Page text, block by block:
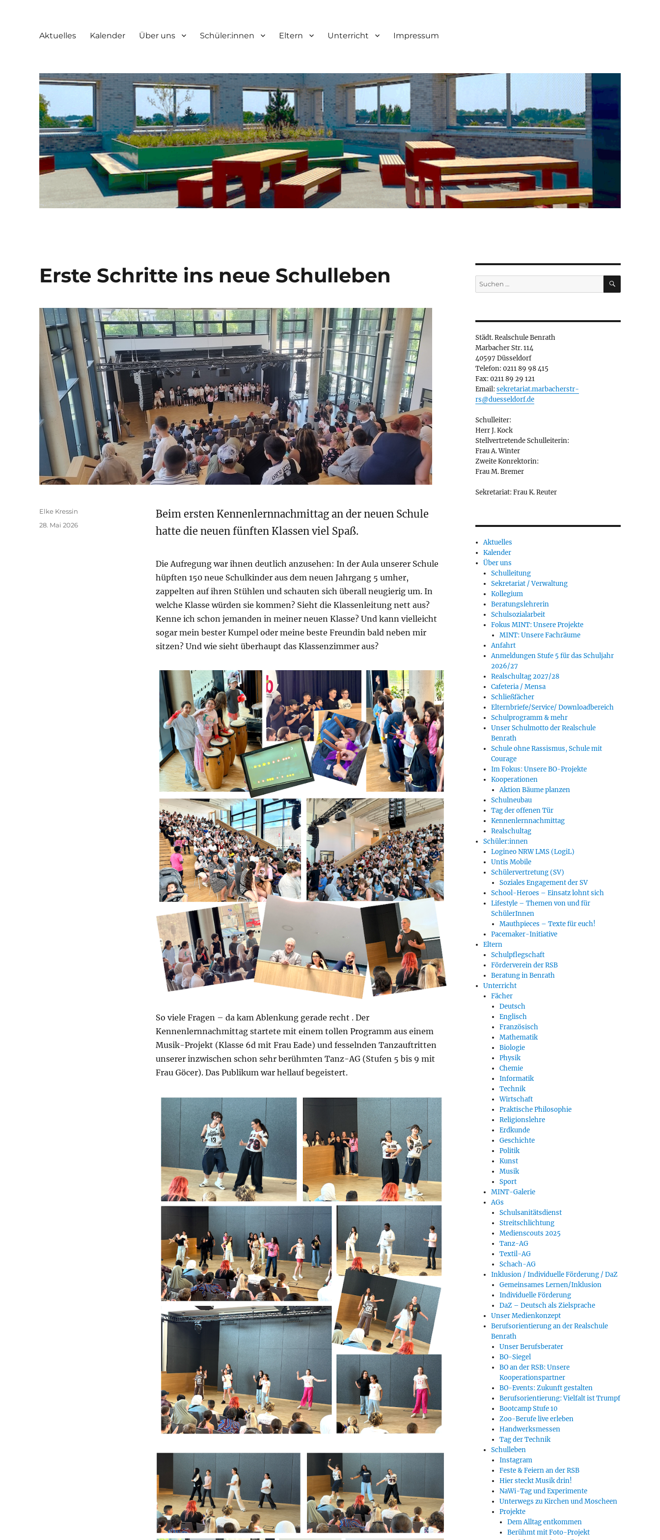
Aktuelles Kalender Über uns Schüler:innen Eltern Unterricht Impressum
Erste Schritte ins neue Schulleben
Beim ersten Kennenlernnachmittag an der neuen Schule
hatte die neuen fünften Klassen viel Spaß.
Die Aufregung war ihnen deutlich anzusehen: In der Aula unserer Schule
hüpften 150 neue Schulkinder aus dem neuen Jahrgang 5 umher,
zappelten auf ihren Stühlen und schauten sich überall neugierig um. In
welche Klasse würden sie kommen? Sieht die Klassenleitung nett aus?
Kenne ich schon jemanden in meiner neuen Klasse? Und kann vielleicht
sogar mein bester Kumpel oder meine beste Freundin bald neben mir
sitzen? Und wie sieht überhaupt das Klassenzimmer aus?
So viele Fragen – da kam Ablenkung gerade recht . Der
Kennenlernnachmittag startete mit einem tollen Programm aus einem
Musik-Projekt (Klasse 6d mit Frau Eade) und fesselnden Tanzauftritten
unserer inzwischen schon sehr berühmten Tanz-AG (Stufen 5 bis 9 mit
Frau Göcer). Das Publikum war hellauf begeistert.
Autor
Elke Kressin
Veröffentlicht
28. Mai 2026
Suchen
nach:
SUCHEN
Städt. Realschule Benrath
Marbacher Str. 114
40597 Düsseldorf
Telefon: 0211 89 98 415
Fax: 0211 89 29 121
Email: sekretariat.marbacherstr-
rs@duesseldorf.de
Schulleiter:
Herr J. Kock
Stellvertretende Schulleiterin:
Frau A. Winter
Zweite Konrektorin:
Frau M. Bremer
Sekretariat: Frau K. Reuter
Aktuelles
Kalender
Über uns
Schulleitung
Sekretariat / Verwaltung
Kollegium
Beratungslehrerin
Schulsozialarbeit
Fokus MINT: Unsere Projekte
MINT: Unsere Fachräume
Anfahrt
Anmeldungen Stufe 5 für das Schuljahr
2026/27
Realschultag 2027/28
Cafeteria / Mensa
Schließfächer
Elternbriefe/Service/ Downloadbereich
Schulprogramm & mehr
Unser Schulmotto der Realschule
Benrath
Schule ohne Rassismus, Schule mit
Courage
Im Fokus: Unsere BO-Projekte
Kooperationen
Aktion Bäume planzen
Schulneubau
Tag der offenen Tür
Kennenlernnachmittag
Realschultag
Schüler:innen
Logineo NRW LMS (LogiL)
Untis Mobile
Schülervertretung (SV)
Soziales Engagement der SV
School-Heroes – Einsatz lohnt sich
Lifestyle – Themen von und für
SchülerInnen
Mauthpieces – Texte für euch!
Pacemaker-Initiative
Eltern
Schulpflegschaft
Förderverein der RSB
Beratung in Benrath
Unterricht
Fächer
Deutsch
Englisch
Französisch
Mathematik
Biologie
Physik
Chemie
Informatik
Technik
Wirtschaft
Praktische Philosophie
Religionslehre
Erdkunde
Geschichte
Politik
Kunst
Musik
Sport
MINT-Galerie
AGs
Schulsanitätsdienst
Streitschlichtung
Medienscouts 2025
Tanz-AG
Textil-AG
Schach-AG
Inklusion / Individuelle Förderung / DaZ
Gemeinsames Lernen/Inklusion
Individuelle Förderung
DaZ – Deutsch als Zielsprache
Unser Medienkonzept
Berufsorientierung an der Realschule
Benrath
Unser Berufsberater
BO-Siegel
BO an der RSB: Unsere
Kooperationspartner
BO-Events: Zukunft gestalten
Berufsorientierung: Vielfalt ist Trumpf
Bootcamp Stufe 10
Zoo-Berufe live erleben
Handwerksmessen
Tag der Technik
Schulleben
Instagram
Feste & Feiern an der RSB
Hier steckt Musik drin!
NaWi-Tag und Experimente
Unterwegs zu Kirchen und Moscheen
Projekte
Dem Alltag entkommen
Berühmt mit Foto-Projekt